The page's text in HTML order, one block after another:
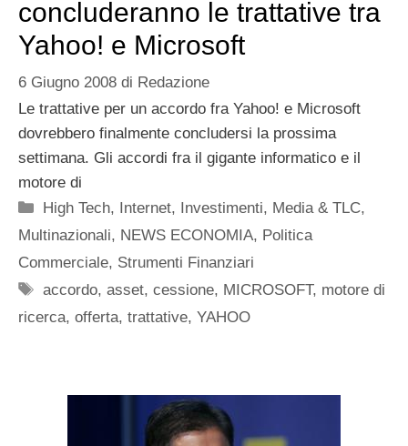
concluderanno le trattative tra
Yahoo! e Microsoft
6 Giugno 2008 di Redazione
Le trattative per un accordo fra Yahoo! e Microsoft
dovrebbero finalmente concludersi la prossima
settimana. Gli accordi fra il gigante informatico e il
motore di
Categorie
High Tech, Internet, Investimenti, Media & TLC,
Multinazionali, NEWS ECONOMIA, Politica
Commerciale, Strumenti Finanziari
Tag
accordo,asset,cessione, MICROSOFT, motore di
ricerca, offerta, trattative, YAHOO